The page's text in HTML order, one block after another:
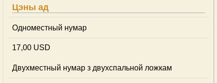
Цэны ад
Одноместный нумар
17,00 USD
Двухместный нумар з двухспальной ложкам